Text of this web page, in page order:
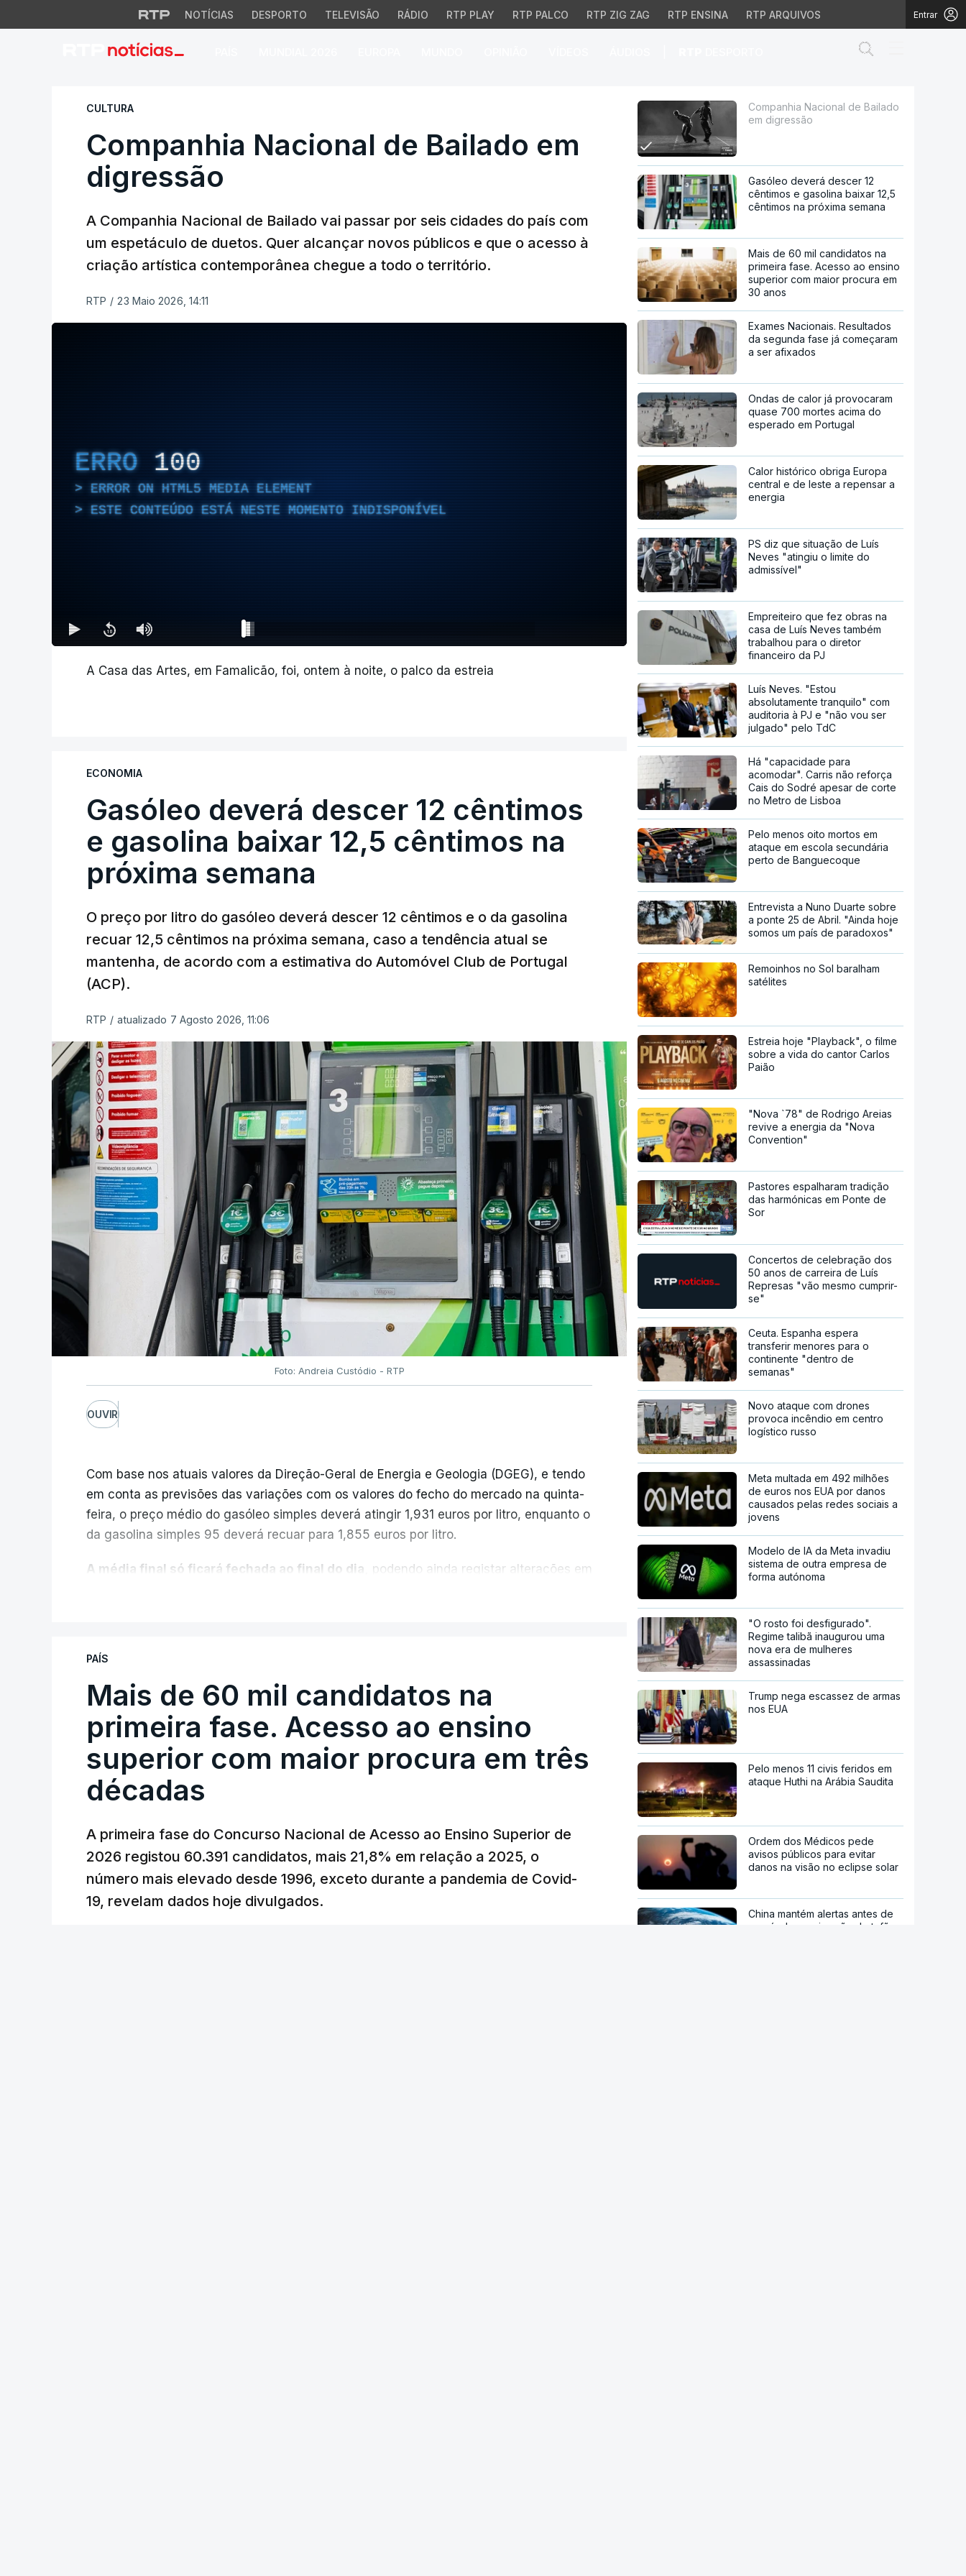
NOTÍCIAS DESPORTO TELEVISÃO RÁDIO RTP PLAY RTP PALCO RTP ZIG ZAG RTP ENSINA RTP ARQUIVOS Entrar
Companhia Nacional de Bailado em digressão
CULTURA
Companhia Nacional de Bailado em
digressão
A Companhia Nacional de Bailado vai passar por seis cidades do país com
um espetáculo de duetos. Quer alcançar novos públicos e que o acesso à
criação artística contemporânea chegue a todo o território.
RTP / 23 Maio 2026, 14:11
ERRO 100
ERROR ON HTML5 MEDIA ELEMENT
ESTE CONTEÚDO ESTÁ NESTE MOMENTO INDISPONÍVEL
A Casa das Artes, em Famalicão, foi, ontem à noite, o palco da estreia
ECONOMIA
Gasóleo deverá descer 12 cêntimos
e gasolina baixar 12,5 cêntimos na
próxima semana
O preço por litro do gasóleo deverá descer 12 cêntimos e o da gasolina
recuar 12,5 cêntimos na próxima semana, caso a tendência atual se
mantenha, de acordo com a estimativa do Automóvel Club de Portugal
(ACP).
RTP / atualizado 7 Agosto 2026, 11:06
Foto: Andreia Custódio - RTP
OUVIR
Com base nos atuais valores da Direção-Geral de Energia e Geologia (DGEG), e tendo
em conta as previsões das variações com os valores do fecho do mercado na quinta-
feira, o preço médio do gasóleo simples deverá atingir 1,931 euros por litro, enquanto o
da gasolina simples 95 deverá recuar para 1,855 euros por litro.
A média final só ficará fechada ao final do dia,
podendo ainda registar alterações em
também poderá alterar os valores previstos.
O Governo comprometeu-se a aplicar uma redução extraordinária e temporária no ISP,
sempre que se verifique um aumento do preço dos combustíveis superior a 10
cêntimos, para mitigar a escalada de preços.
Depois de uma subida inicial devido à guerra no Irão, à tensão geopolítica no Médio
Oriente e ao fecho do estreito de Ormuz, os preços dos combustíveis desceram
No entanto, com o retomar do conflito, as últimas semanas têm sido marcadas por
uma subida acentuada, tendência que deverá ser revertida na próxima semana.
PAÍS
Mais de 60 mil candidatos na
primeira fase. Acesso ao ensino
superior com maior procura em três
décadas
A primeira fase do Concurso Nacional de Acesso ao Ensino Superior de
2026 registou 60.391 candidatos, mais 21,8% em relação a 2025, o
número mais elevado desde 1996, exceto durante a pandemia de Covid-
19, revelam dados hoje divulgados.
Companhia Nacional de Bailado
em digressão
Gasóleo deverá descer 12
cêntimos e gasolina baixar 12,5
cêntimos na próxima semana
Mais de 60 mil candidatos na
primeira fase. Acesso ao ensino
superior com maior procura em
30 anos
Exames Nacionais. Resultados
da segunda fase já começaram
a ser afixados
Ondas de calor já provocaram
quase 700 mortes acima do
esperado em Portugal
Calor histórico obriga Europa
central e de leste a repensar a
energia
PS diz que situação de Luís
Neves "atingiu o limite do
admissível"
Empreiteiro que fez obras na
casa de Luís Neves também
trabalhou para o diretor
financeiro da PJ
Luís Neves. "Estou
absolutamente tranquilo" com
auditoria à PJ e "não vou ser
julgado" pelo TdC
Há "capacidade para
acomodar". Carris não reforça
Cais do Sodré apesar de corte
no Metro de Lisboa
Pelo menos oito mortos em
ataque em escola secundária
perto de Banguecoque
Entrevista a Nuno Duarte sobre
a ponte 25 de Abril. "Ainda hoje
somos um país de paradoxos"
Remoinhos no Sol baralham
satélites
Estreia hoje "Playback", o filme
sobre a vida do cantor Carlos
Paião
"Nova `78" de Rodrigo Areias
revive a energia da "Nova
Convention"
Pastores espalharam tradição
das harmónicas em Ponte de
Sor
Concertos de celebração dos
50 anos de carreira de Luís
Represas "vão mesmo cumprir-
se"
Ceuta. Espanha espera
transferir menores para o
continente "dentro de
semanas"
Novo ataque com drones
provoca incêndio em centro
logístico russo
Meta multada em 492 milhões
de euros nos EUA por danos
causados pelas redes sociais a
jovens
Modelo de IA da Meta invadiu
sistema de outra empresa de
forma autónoma
"O rosto foi desfigurado".
Regime talibã inaugurou uma
nova era de mulheres
assassinadas
Trump nega escassez de armas
nos EUA
Pelo menos 11 civis feridos em
ataque Huthi na Arábia Saudita
Ordem dos Médicos pede
avisos públicos para evitar
danos na visão no eclipse solar
China mantém alertas antes de
possível aproximação do tufão